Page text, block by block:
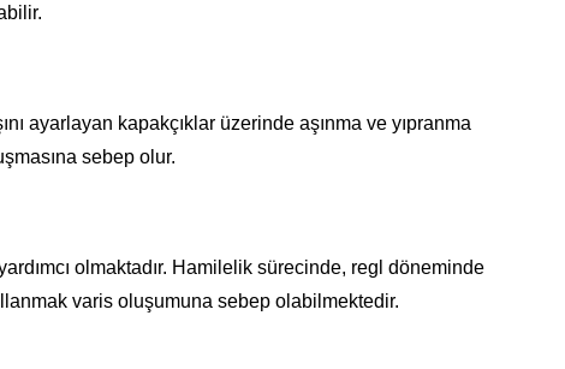
ayarlayan kapakçıklar üzerinde aşınma ve yıpranma
sebep olur.
olmaktadır. Hamilelik sürecinde, regl döneminde
varis oluşumuna sebep olabilmektedir.